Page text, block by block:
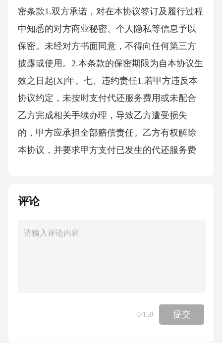
密条款1.双方承诺，对在本协议签订及履行过程
中知悉的对方商业秘密、个人隐私等信息予以
保密。未经对方书面同意，不得向任何第三方
披露或使用。2.本条款的保密期限为自本协议生
效之日起[X]年。七、违约责任1.若甲方违反本
协议约定，未按时支付代还服务费用或未配合
乙方完成相关手续办理，导致乙方遭受损失
的，甲方应承担全部赔偿责任。乙方有权解除
本协议，并要求甲方支付已发生的代还服务费
定，未按时停止代还服务或泄露甲方信息，导
任。甲方有权解除本协议，并要求乙方返还已
元，并赔偿对方因此遭受的全部损失。若违约
行为给对方造成的损失超过违约金金额的，违
评论
0/150 提交